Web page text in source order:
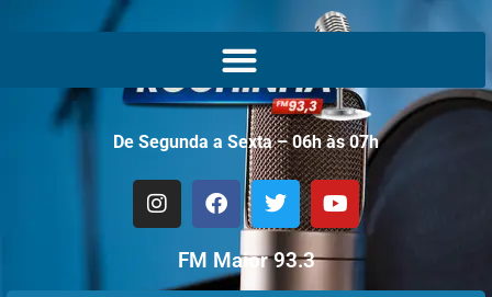
De Segunda a Sexta – 06h às 07h
FM Maior 93.3